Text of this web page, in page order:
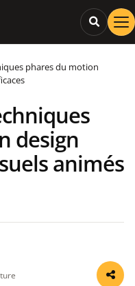
phares du motion
design
animés